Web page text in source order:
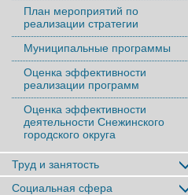
План мероприятий по
реализации стратегии
Муниципальные программы
Оценка эффективности
реализации программ
Оценка эффективности
деятельности Снежинского
городского округа
Труд и занятость
Социальная сфера